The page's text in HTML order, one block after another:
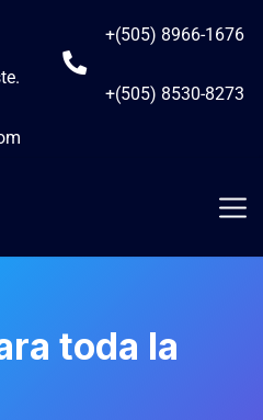
+(505) 8966-1676
+(505) 8530-8273
toda la